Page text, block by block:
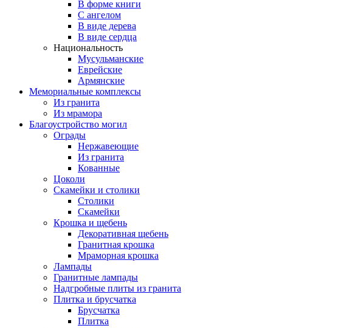
В форме книги
С ангелом
В виде дерева
В виде сердца
Национальность
Мусульманские
Еврейские
Армянские
Мемориальные комплексы
Из гранита
Из мрамора
Благоустройство могил
Ограды
Нержавеющие
Из гранита
Кованные
Цоколи
Скамейки и столики
Столики
Скамейки
Крошка и щебень
Декоративная щебень
Гранитная крошка
Мраморная крошка
Лампады
Гранитные лампады
Надгробные плиты из гранита
Плитка и брусчатка
Брусчатка
Плитка